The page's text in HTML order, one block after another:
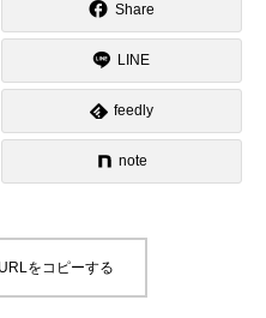
Share
LINE
feedly
note
をコピーする